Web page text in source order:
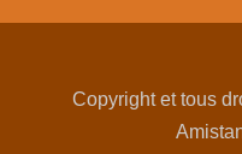
Copyright et tous